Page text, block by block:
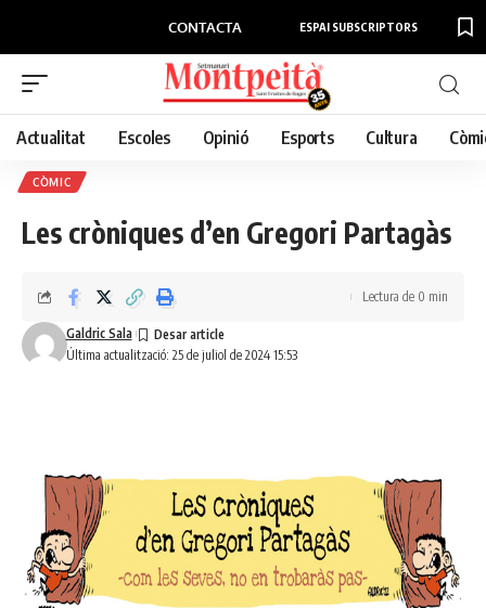
CONTACTA ESPAI SUBSCRIPTORS
Actualitat Escoles Opinió Esports Cultura
CÒMIC
Les cròniques d’en Gregori Partagàs
Última actualització: 25 de juliol de 2024 15:53
Galdric Sala
Lectura de 0 min